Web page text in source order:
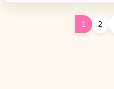
1 2